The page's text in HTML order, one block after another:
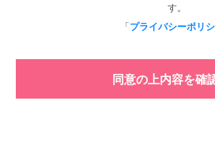
す。
「プライバシーポリ